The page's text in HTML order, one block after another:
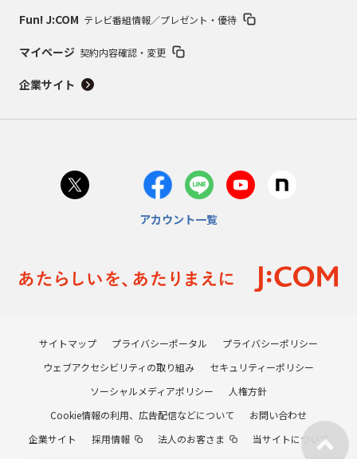
Fun! J:COM テレビ番組情報／プレゼント・優待
マイページ 契約内容確認・変更
企業サイト
アカウント一覧
サイトマップ プライバシーポータル
プライバシーポリシー
ウェブアクセシビリティの取り組み
セキュリティーポリシー
ソーシャルメディアポリシー
人権方針
Cookie情報の利用、広告配信などについて
お問い合わせ
企業サイト
採用情報 法人のお客さま 当サイトについて